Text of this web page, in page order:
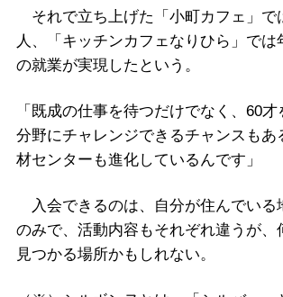
それで立ち上げた「小町カフェ」で
人、「キッチンカフェなりひら」では
の就業が実現したという。
「既成の仕事を待つだけでなく、60
分野にチャレンジできるチャンスもあ
材センターも進化しているんです」
入会できるのは、自分が住んでいる
のみで、活動内容もそれぞれ違うが、
見つかる場所かもしれない。